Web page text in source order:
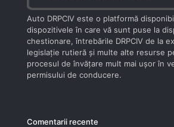
Auto DRPCIV este o platformă
dispozitivele în care vă sunt puse la
chestionare, întrebările DRPCIV de la
legislaţie rutieră şi multe alte resurse
procesul de învăţare mult mai uşor în
permisului de conducere.
Comentarii recente